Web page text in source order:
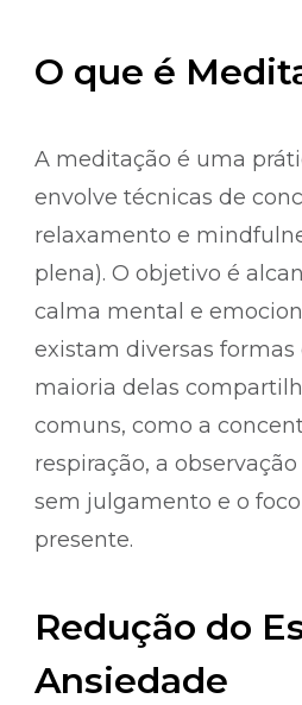
O que é
A meditação é uma
envolve técnicas de
relaxamento e
plena). O objetivo é
calma mental e
existam diversas formas
maioria delas
comuns, como a
respiração, a
sem julgamento e o
presente.
Redução do
Ansiedade